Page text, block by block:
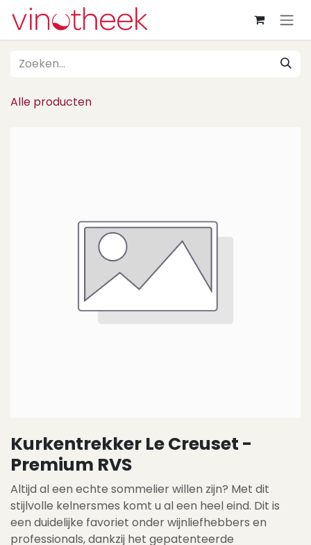
Overslaan naar inhoud
Alle producten
Kurkentrekker Le Creuset -
Premium RVS
Altijd al een echte sommelier willen zijn? Met dit
stijlvolle kelnersmes komt u al een heel eind. Dit is
een duidelijke favoriet onder wijnliefhebbers en
professionals, dankzij het gepatenteerde